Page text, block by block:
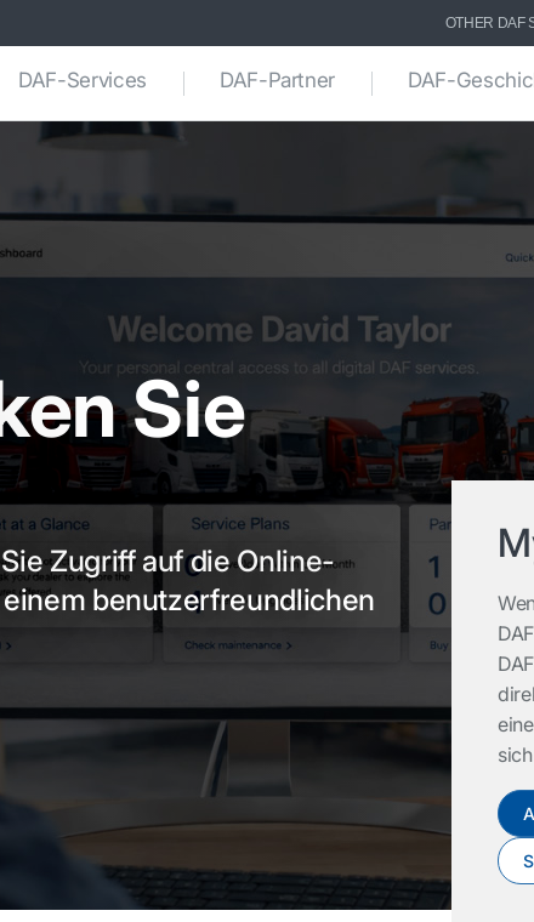
OTHER DAF
DAF-Services DAF-Partner DAF-
Sie
Zugriff auf die Online-
benutzerfreundlichen